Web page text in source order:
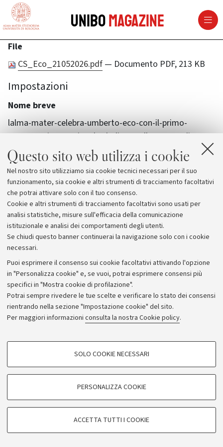
Questo sito web utilizza i cookie
Nel nostro sito utilizziamo sia cookie tecnici necessari per il suo
funzionamento, sia cookie e altri strumenti di tracciamento facoltativi
che potrai attivare solo con il tuo consenso.
Cookie e altri strumenti di tracciamento facoltativi sono usati per
analisi statistiche, misure sull'efficacia della comunicazione
istituzionale e analisi dei comportamenti degli utenti.
Se chiudi questo banner continuerai la navigazione solo con i cookie
necessari.
Puoi esprimere il consenso sui cookie facoltativi attivando l'opzione
in "Personalizza cookie" e, se vuoi, potrai esprimere consensi più
specifici in "Mostra cookie di profilazione".
Potrai sempre rivedere le tue scelte e verificare lo stato dei consensi
rientrando nella sezione "Impostazione cookie" del sito.
Per maggiori informazioni consulta la nostra Cookie policy.
COOKIE DI PROFILAZIONE - FACOLTATIVI
COOKIE TECNICI - NECESSARI
Si tratta di cookie tecnici utilizzati, a titolo esemplificativo, per il corretto
SOLO COOKIE NECESSARI
PERSONALIZZA COOKIE
ACCETTA TUTTI I COOKIE
vai al contenuto della pagina
UniboMagazine
File
CS_Eco_21052026.pdf — Documento PDF, 213 KB
Impostazioni
Nome breve
lalma-mater-celebra-umberto-eco-con-il-primo-
convegno-internazionale-dedicato-alla-sua-eredita-
culturale
Archivio
Comunicati stampa
Redazione
Rassegna stampa
© Copyright 2026 - ALMA MATER STUDIORUM - Università di
Bologna - Via Zamboni, 33 - 40126 Bologna - PI: 01131710376 -
CF: 80007010376
Privacy
Note legali Impostazioni Cookie